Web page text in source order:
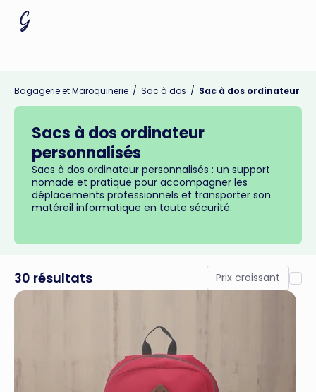
Bagagerie et Maroquinerie / Sac à dos / Sac à dos ordinateur
Sacs à dos ordinateur
personnalisés
Sacs à dos ordinateur personnalisés : un support
nomade et pratique pour accompagner les
déplacements professionnels et transporter son
matéreil informatique en toute sécurité.
30 résultats Prix croissant